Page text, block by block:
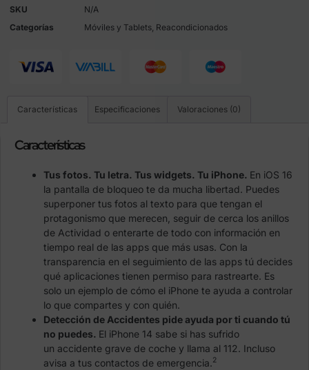
SKU
N/A
Categorías
Móviles y Tablets Reacondicionados
Características Especificaciones Valoraciones (0)
Características
Tus fotos. Tu letra. Tus widgets. Tu iPhone. En iOS 16
la pantalla de bloqueo te da mucha libertad. Puedes
superponer tus fotos al texto para que tengan el
protagonismo que merecen, seguir de cerca los anillos
de Actividad o enterarte de todo con información en
tiempo real de las apps que más usas. Con la
transparencia en el seguimiento de las apps tú decides
qué aplicaciones tienen permiso para rastrearte. Es
solo un ejemplo de cómo el iPhone te ayuda a controlar
lo que compartes y con quién.
Detección de Accidentes pide ayuda por ti cuando tú
no puedes. El iPhone 14 sabe si has sufrido
un accidente grave de coche y llama al 112. Incluso
avisa a tus contactos de emergencia.2